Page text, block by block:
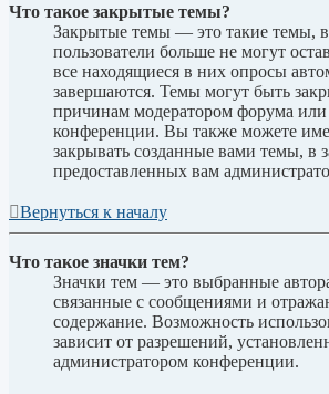
Что такое закрытые темы?
Закрытые темы — это такие темы,
пользователи больше не могут
все находящиеся в них опросы
завершаются. Темы могут быть
причинам модератором форума
конференции. Вы также можете
закрывать созданные вами темы, в
предоставленных вам
Вернуться к началу
Что такое значки тем?
Значки тем — это выбранные
связанные с сообщениями и
содержание. Возможность
зависит от разрешений,
администратором конференции.